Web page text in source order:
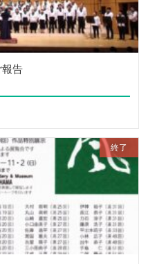
回）】 高36回 同窓会「還
球部）】 翠嵐・平沼交流戦
隊学徒勤労動員生徒殉難者
親睦ゴルフ大会を開催
回翠嵐会美術展」開催のお
回）】 高校１１期 同期会
部）】 新チームがスター
告